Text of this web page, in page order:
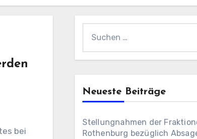
bei
nach:
Neueste Beiträge
Stellungnahmen der
Rothenburg bezüglich